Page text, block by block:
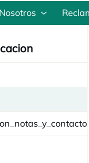
Nosotros